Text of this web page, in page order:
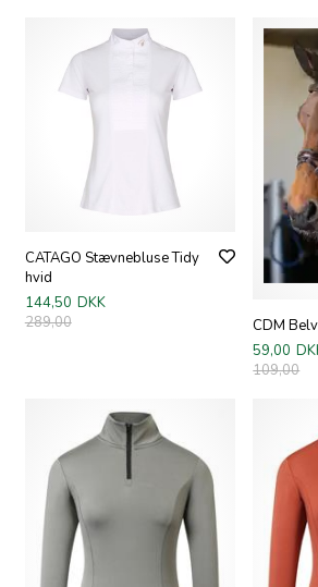
CATAGO Stævnebluse Tidy
hvid
144,50 DKK
289,00
CDM
59,00
109,00